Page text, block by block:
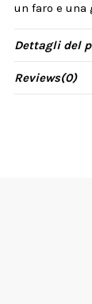
un faro e una
Dettagli del
Reviews(0)